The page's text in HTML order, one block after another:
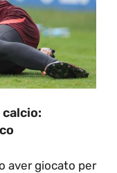
aver giocato per